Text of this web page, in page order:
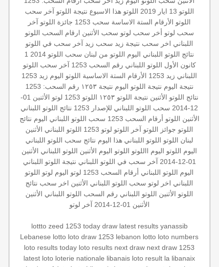
اللوتو 13 ايار 2019
اللوتو هذا الاسبوع نتيجة اللوتو آخر سحب
اللوتو الأرقام الستة الاساسة سحب 1253 جائزة اللوتو آخر
سحب لوتو أخر سحب لوتو سحب الأثنين ارقام السحب اللوتو
اللبناني اخر سحب نتيجة زيد سحب زيد آخر سحب في اللوتو
نتائج اللوتو اللبناني اليوم اللوتو من لبنان
سحب اللوتو 2014 1
كانون الأول اللوتو اللبناني رقم السحب 1253
آخر سحب اللوتو
اللبناني زيد 1253 الأرقام الستة الاساسية اللوتو اليوم زيد 1253
نتيجة اليوم نتيجة اللوتو اليوم نتيجة ١٢٥٣
رقم السحب: 1253
نتائج اللوتو الأثنين نتيجة اللوتو ١٢٥٣ اللوتو 1253
لوتو الأثنين 01-
12-2014
سحب اللوتو اللبناني للإصدار 1253
نتائج اللوتو اللبناني
الأثنين اللوتو أرقام السحب 1253 سحب اللوتو اللبناني اليوم نتائج
اللوتو جوائز اللوتو آخر اللوتو لوتو 1253
اللوتو اللبناني الأثنين
لبنان اللوتو اللوتو اللبناني هذا اليوم نتائج سحب اللوتو اللبناني
اليوم اللوتو اليوم االلوتو اللوتو اليوم الأثنين اللوتو اللبناني الأثنين
01-12-2014
آخر سحب في اللوتو اللبناني نتيجة اللوتو اللبناني
اليوم اللوتو اللبناني أرقام السحب 1253 لوتو اليوم لوتو اللوتو
اللبناني اخر لوتو سحب اللوتو اللبناني الأثنين اخر سحب نتائج
اللوتو الأثنين اللوتو اللبناني رقم السحب اللوتو اللبناني الأثنين
الأثنين 01-12-2014
آخر لوتو
lottto zeed 1253 today draw latest results yanassib
Lebanese lotto loto draw 1253 lebanon lotto loto numbers
loto results today loto results next draw next draw 1253
latest loto loterie nationale libanais loto result la libanaix